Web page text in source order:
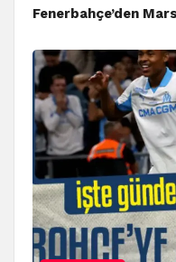
Fenerbahçe’den